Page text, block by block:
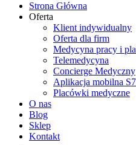
Strona Główna
Oferta
Klient indywidualny
Oferta dla firm
Medycyna pracy i
Telemedycyna
Concierge Medyczny
Aplikacja mobilna
Placówki medyczne
O nas
Blog
Sklep
Kontakt